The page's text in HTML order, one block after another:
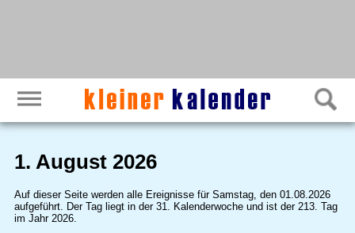
1. August 2026
Auf dieser Seite werden alle Ereignisse für Samstag, den 01.08.2026
aufgeführt. Der Tag liegt in der 31. Kalenderwoche und ist der 213. Tag
im Jahr 2026.